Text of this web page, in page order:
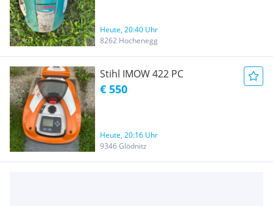
Heute, 20:40 Uhr
8262 Hochenegg
Stihl IMOW 422 PC
€ 550
Heute, 20:16 Uhr
9346 Glödnitz